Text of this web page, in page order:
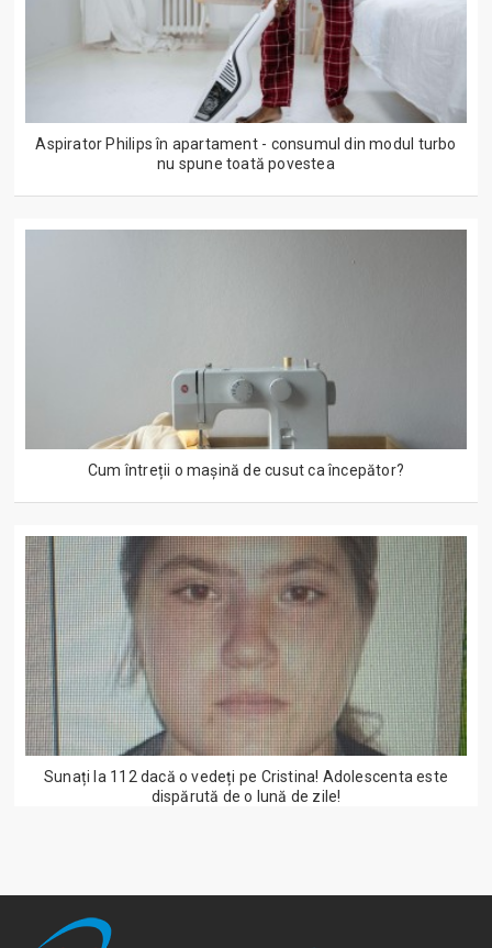
Aspirator Philips în apartament - consumul din modul turbo
nu spune toată povestea
Cum întreții o mașină de cusut ca începător?
Sunați la 112 dacă o vedeți pe Cristina! Adolescenta este
dispărută de o lună de zile!